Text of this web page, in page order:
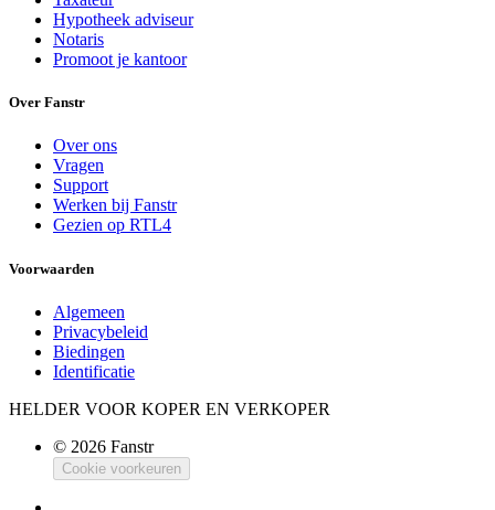
Hypotheek adviseur
Notaris
Promoot je kantoor
Over Fanstr
Over ons
Vragen
Support
Werken bij Fanstr
Gezien op RTL4
Voorwaarden
Algemeen
Privacybeleid
Biedingen
Identificatie
HELDER VOOR KOPER EN VERKOPER
© 2026 Fanstr
Cookie voorkeuren